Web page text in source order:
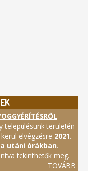
településünk területén
elvégzésre 2021.
utáni órákban.
tekinthetők meg.
TOVÁBB